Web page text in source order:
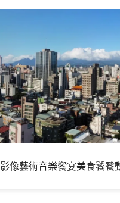
影像藝術音樂饗宴美食饕餮